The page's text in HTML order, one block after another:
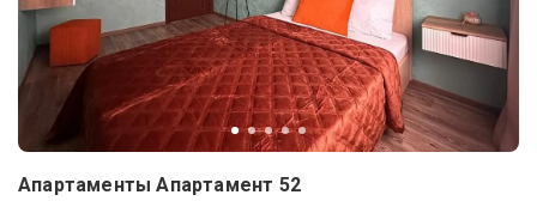
Апартаменты Апартамент 52